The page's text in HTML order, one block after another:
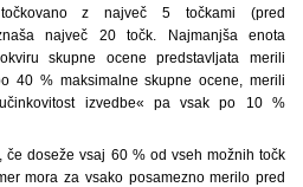
z največ 5 točkami (pred
največ 20 točk. Najmanjša enota
skupne ocene predstavljata merili
40 % maksimalne skupne ocene, merili
izvedbe« pa vsak po 10 %
če doseže vsaj 60 % od vseh možnih točk
mora za vsako posamezno merilo pred